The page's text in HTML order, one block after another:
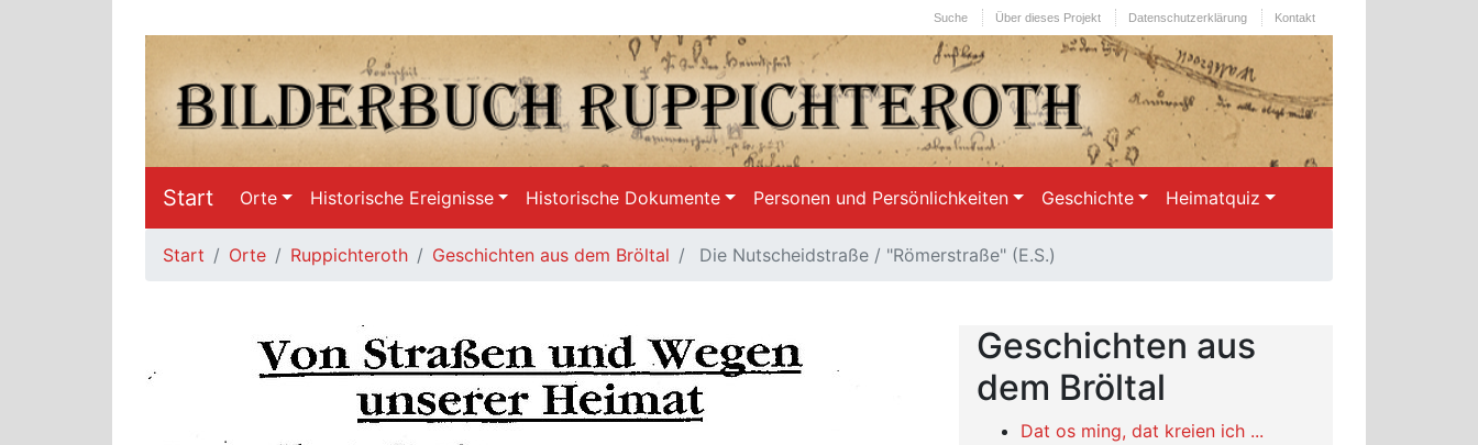
Kontakt
Datenschutzerklärung
Über dieses Projekt
Suche
Start Orte Historische Ereignisse Historische Dokumente Personen und Persönlichkeiten Geschichte Heimatquiz
Start Orte Ruppichteroth Geschichten aus dem Bröltal Die Nutscheidstraße / "Römerstraße" (E.S.)
Geschichten aus
dem Bröltal
Dat os ming, dat kreien ich ...